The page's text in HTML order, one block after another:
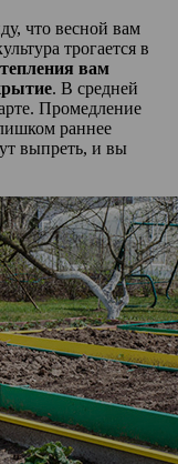
что весной вам
трогается в
вам
. В средней
Промедление
раннее
выпреть, и вы